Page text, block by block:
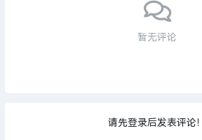
暂无评论
请先登录后发表评论！